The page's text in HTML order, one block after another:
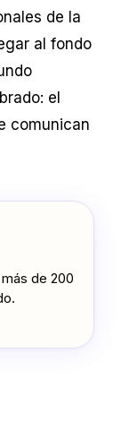
de la
al fondo
el
comunican
de 200